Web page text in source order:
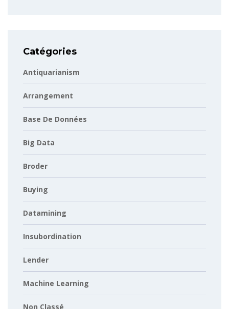
Catégories
Antiquarianism
Arrangement
Base De Données
Big Data
Broder
Buying
Datamining
Insubordination
Lender
Machine Learning
Non Classé